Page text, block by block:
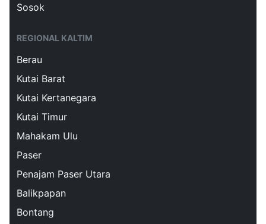
Sosok
REGIONAL KALTIM
Berau
Kutai Barat
Kutai Kertanegara
Kutai Timur
Mahakam Ulu
Paser
Penajam Paser Utara
Balikpapan
Bontang